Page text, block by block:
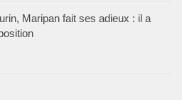
Maripan fait ses adieux : il a